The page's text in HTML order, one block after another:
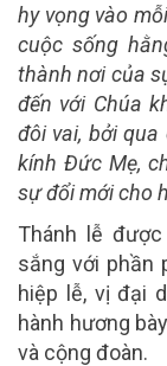
hy vọng vào
cuộc sống
thành nơi của
đến với Chúa
đôi vai, bởi qua
kính Đức Mẹ,
sự đổi mới cho
Thánh lễ
sắng với phần
hiệp lễ, vị đại
hành hương
và cộng đoàn.